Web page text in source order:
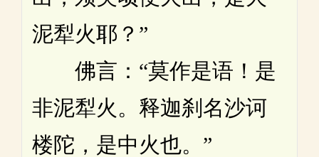
泥犁火耶？”
佛言：“莫作是语！是
非泥犁火。释迦刹名沙诃
楼陀，是中火也。”